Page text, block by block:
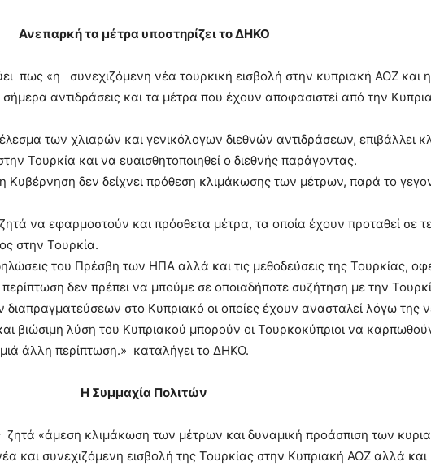
Ανεπαρκή τα μέτρα υποστηρίζει το ΔΗΚΟ
πως «η συνεχιζόμενη νέα τουρκική εισβολή στην κυπριακή ΑΟΖ και
σήμερα αντιδράσεις και τα μέτρα που έχουν αποφασιστεί από την
των χλιαρών και γενικόλογων διεθνών αντιδράσεων, επιβάλλει
Τουρκία και να ευαισθητοποιηθεί ο διεθνής παράγοντας.
Κυβέρνηση δεν δείχνει πρόθεση κλιμάκωσης των μέτρων, παρά το
να εφαρμοστούν και πρόσθετα μέτρα, τα οποία έχουν προταθεί σε
στην Τουρκία.
του Πρέσβη των ΗΠΑ αλλά και τις μεθοδεύσεις της Τουρκίας,
δεν πρέπει να μπούμε σε οποιαδήποτε συζήτηση με την
διαπραγματεύσεων στο Κυπριακό οι οποίες έχουν ανασταλεί λόγω της
βιώσιμη λύση του Κυπριακού μπορούν οι Τουρκοκύπριοι να
άλλη περίπτωση.» καταλήγει το ΔΗΚΟ.
Η Συμμαχία Πολιτών
«άμεση κλιμάκωση των μέτρων και δυναμική προάσπιση των
και συνεχιζόμενη εισβολή της Τουρκίας στην Κυπριακή ΑΟΖ αλλά και